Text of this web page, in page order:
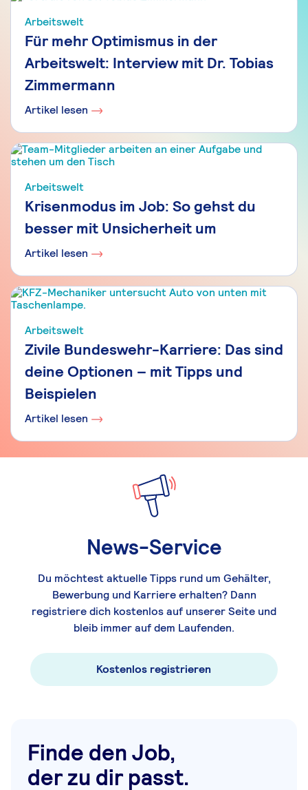
Arbeitswelt
Für mehr Optimismus in der
Arbeitswelt: Interview mit Dr. Tobias
Zimmermann
Artikel lesen
Arbeitswelt
Krisenmodus im Job: So gehst du
besser mit Unsicherheit um
Artikel lesen
Arbeitswelt
Zivile Bundeswehr-Karriere: Das sind
deine Optionen – mit Tipps und
Beispielen
Artikel lesen
News-Service
Du möchtest aktuelle Tipps rund um Gehälter,
Bewerbung und Karriere erhalten? Dann
registriere dich kostenlos auf unserer Seite und
bleib immer auf dem Laufenden.
Kostenlos registrieren
Finde den Job,
der zu dir passt.